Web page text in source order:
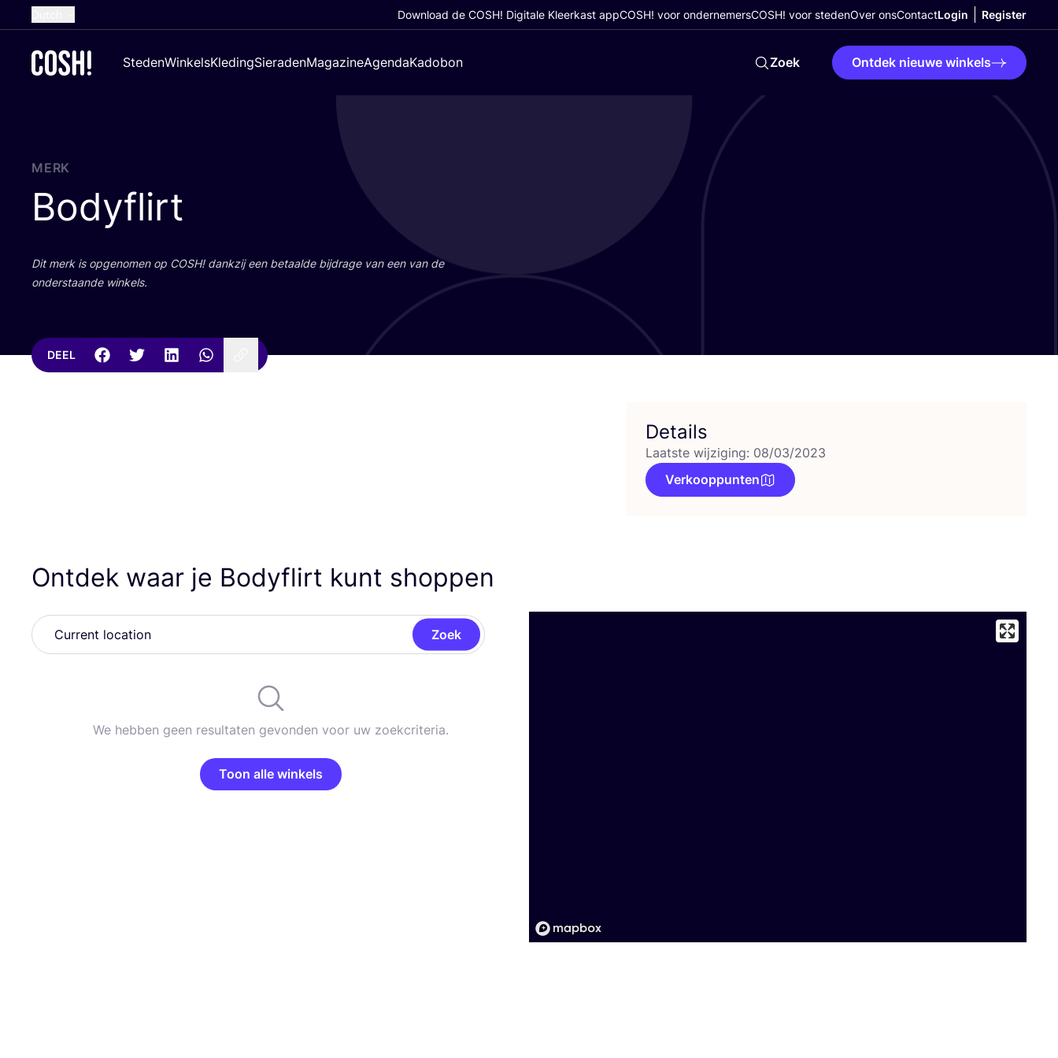
French
Croatian
Download de COSH! Digitale Kleerkast appCOSH! voor ondernemersCOSH! voor stedenOver onsContactLogin Register
StedenWinkelsKledingSieradenMagazineAgendaKadobon Zoek Ontdek nieuwe winkels
MERK
Bodyflirt
Dit merk is opge­no­men op COSH! dank­zij een betaal­de bij­dra­ge van een van de
onder­staan­de winkels.
DEEL
Details
Laatste wijziging: 08/03/2023
Verkooppunten
Ontdek waar je Bodyflirt kunt shoppen
Zoek
We hebben geen resultaten gevonden voor uw zoekcriteria.
Toon alle winkels